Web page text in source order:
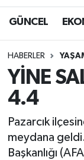
GÜNCEL
HABERLER
YİNE
4.4
Pazarcık
meydana
Başkanlığı
Süper Lig
Tüm
Son